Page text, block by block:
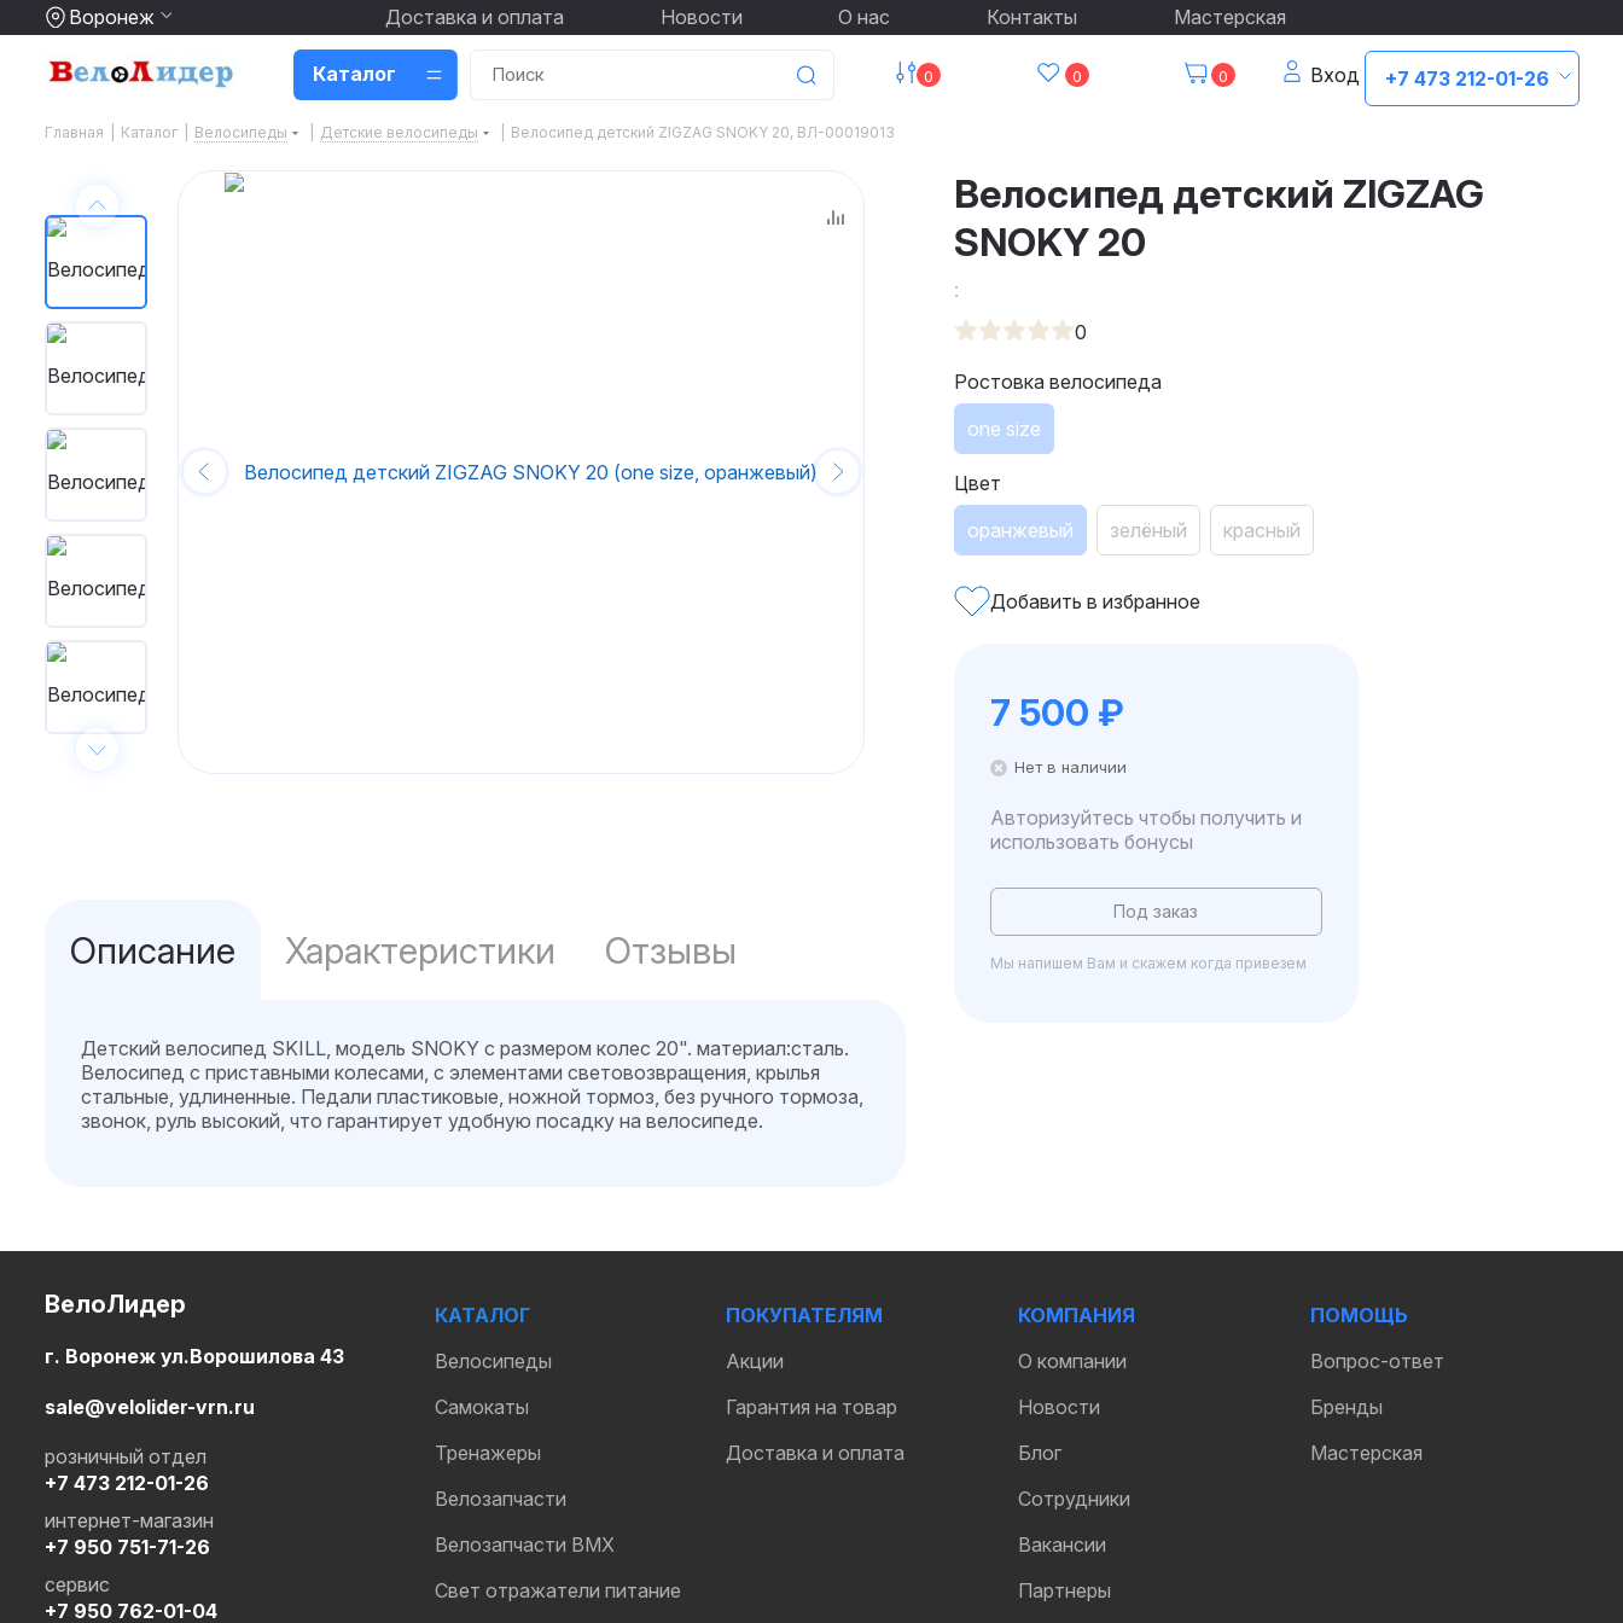
Воронеж Доставка и оплата Новости О нас Контакты Мастерская
Каталог +7 473 212-01-26
Вход
0 0 0
Главная Каталог Велосипеды Детские велосипеды Велосипед детский ZIGZAG SNOKY 20, ВЛ-00019013
Велосипед детский ZIGZAG
SNOKY 20
:
0
Ростовка велосипеда
one size
Цвет
оранжевый
зелёный красный
Добавить в избранное
7 500 ₽
Нет в наличии
Авторизуйтесь чтобы получить и
использовать бонусы
Под заказ
Мы напишем Вам и скажем когда привезем
Описание Характеристики Отзывы
Детский велосипед SKILL, модель SNOKY с размером колес 20". материал:сталь.
Велосипед с приставными колесами, с элементами световозвращения, крылья
стальные, удлиненные. Педали пластиковые, ножной тормоз, без ручного тормоза,
звонок, руль высокий, что гарантирует удобную посадку на велосипеде.
ВелоЛидер
г. Воронеж ул.Ворошилова 43
sale@velolider-vrn.ru
+7 473 212-01-26
розничный отдел
+7 950 751-71-26
интернет-магазин
+7 950 762-01-04
сервис
КАТАЛОГ
Велосипеды
Самокаты
Тренажеры
Велозапчасти
Велозапчасти BMX
Свет отражатели питание
ПОКУПАТЕЛЯМ
Акции
Гарантия на товар
Доставка и оплата
КОМПАНИЯ
О компании
Новости
Блог
Сотрудники
Вакансии
Партнеры
ПОМОЩЬ
Вопрос-ответ
Бренды
Мастерская